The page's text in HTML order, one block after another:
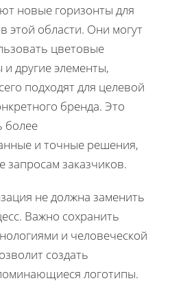
новые горизонты для
этой области. Они могут
цветовые
другие элементы,
подходят для целевой
бренда. Это
более
и точные решения,
запросам заказчиков.
не должна заменить
Важно сохранить
и человеческой
создать
логотипы.